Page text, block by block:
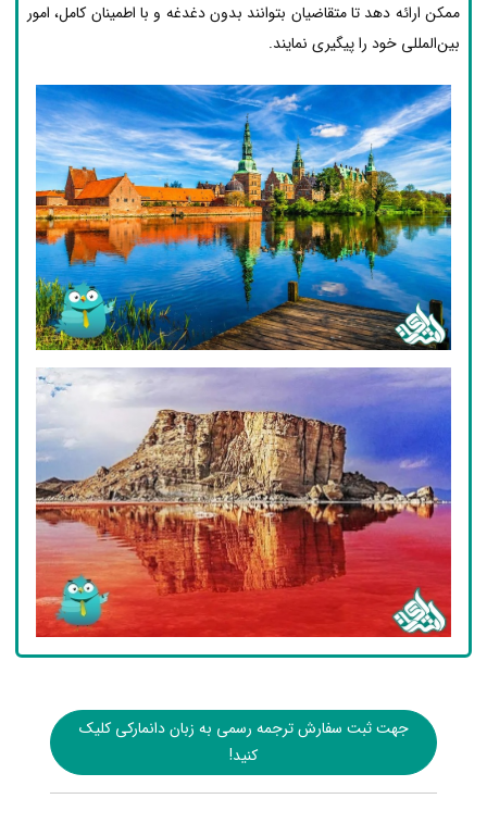
ممکن ارائه دهد تا متقاضیان بتوانند بدون دغدغه و با اطمینان کامل، امور
بین‌المللی خود را پیگیری نمایند.
جهت ثبت سفارش ترجمه رسمی به زبان دانمارکی کلیک
کنید!